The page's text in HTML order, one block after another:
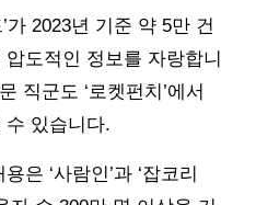
가 2023년 기준 약 5만 건
도적인 정보를 자랑합니
직군도 ‘로켓펀치’에서
수 있습니다.
은 ‘사람인’과 ‘잡코리